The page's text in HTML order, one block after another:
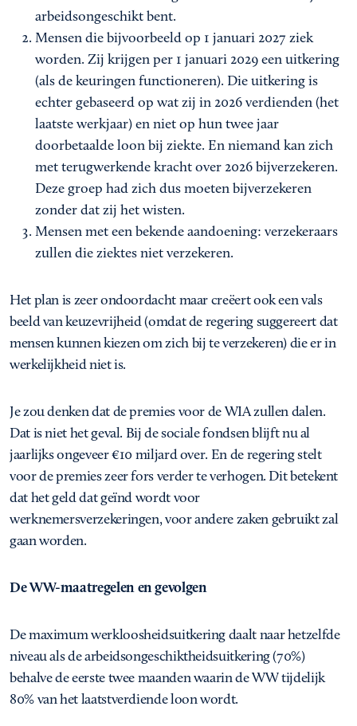
arbeidsongeschikt bent.
Mensen die bijvoorbeeld op 1 januari 2027 ziek
worden. Zij krijgen per 1 januari 2029 een uitkering
(als de keuringen functioneren). Die uitkering is
echter gebaseerd op wat zij in 2026 verdienden (het
laatste werkjaar) en niet op hun twee jaar
doorbetaalde loon bij ziekte. En niemand kan zich
met terugwerkende kracht over 2026 bijverzekeren.
Deze groep had zich dus moeten bijverzekeren
zonder dat zij het wisten.
Mensen met een bekende aandoening: verzekeraars
zullen die ziektes niet verzekeren.
Het plan is zeer ondoordacht maar creëert ook een vals
beeld van keuzevrijheid (omdat de regering suggereert dat
mensen kunnen kiezen om zich bij te verzekeren) die er in
werkelijkheid niet is.
Je zou denken dat de premies voor de WIA zullen dalen.
Dat is niet het geval. Bij de sociale fondsen blijft nu al
jaarlijks ongeveer €10 miljard over. En de regering stelt
voor de premies zeer fors verder te verhogen. Dit betekent
dat het geld dat geïnd wordt voor
werknemersverzekeringen, voor andere zaken gebruikt zal
gaan worden.
De WW-maatregelen en gevolgen
De maximum werkloosheidsuitkering daalt naar hetzelfde
niveau als de arbeidsongeschiktheidsuitkering (70%)
behalve de eerste twee maanden waarin de WW tijdelijk
80% van het laatstverdiende loon wordt.